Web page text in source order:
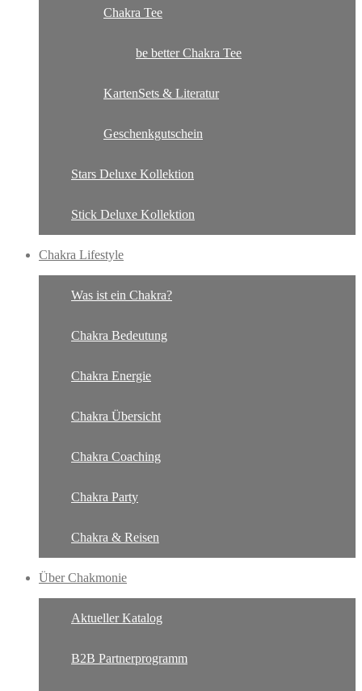
Chakra Tee
be better Chakra Tee
KartenSets & Literatur
Geschenkgutschein
Stars Deluxe Kollektion
Stick Deluxe Kollektion
Chakra Lifestyle
Was ist ein Chakra?
Chakra Bedeutung
Chakra Energie
Chakra Übersicht
Chakra Coaching
Chakra Party
Chakra & Reisen
Über Chakmonie
Aktueller Katalog
B2B Partnerprogramm